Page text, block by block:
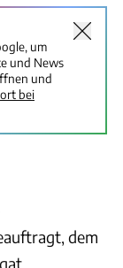
um
und News
und
bei
dem